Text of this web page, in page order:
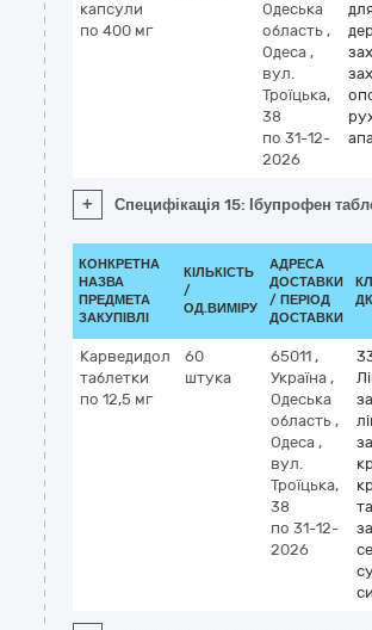
капсули
по 400 мг
Одеська
область ,
Одеса ,
вул.
Троїцька,
38
по 31-12-
2026
+ Специфікація 15: Ібупрофен
КОНКРЕТНА
НАЗВА
ПРЕДМЕТА
ЗАКУПІВЛІ
КІЛЬКІСТЬ
/
ОД.ВИМІРУ
АДРЕСА
ДОСТАВКИ
/ ПЕРІОД
ДОСТАВКИ
Карведидол
таблетки
по 12,5 мг
60
штука
65011 ,
Україна ,
Одеська
область ,
Одеса ,
вул.
Троїцька,
38
по 31-12-
2026
та